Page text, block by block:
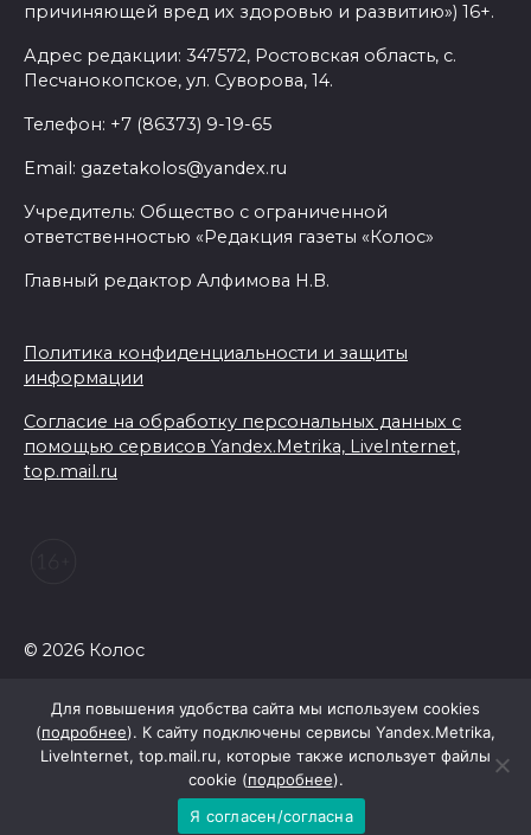
причиняющей вред их здоровью и развитию») 16+.
Адрес редакции: 347572, Ростовская область, с.
Песчанокопское, ул. Суворова, 14.
Телефон: +7 (86373) 9-19-65
Email: gazetakolos@yandex.ru
Учредитель: Общество с ограниченной
ответственностью «Редакция газеты «Колос»
Главный редактор Алфимова Н.В.
Политика конфиденциальности и защиты
информации
Согласие на обработку персональных данных с
помощью сервисов Yandex.Metrika, LiveInternet,
top.mail.ru
© 2026 Колос
Для повышения удобства сайта мы используем cookies
(подробнее). К сайту подключены сервисы Yandex.Metrika,
LiveInternet, top.mail.ru, которые также использует файлы
cookie (подробнее).
Я согласен/согласна